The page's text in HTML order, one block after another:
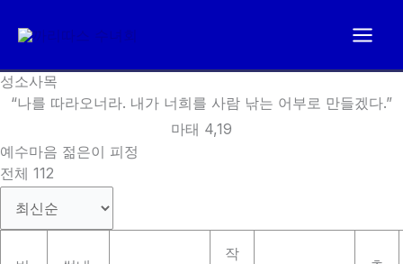
로
너
뛰
성소사목
“나를 따라오너라. 내가 너희를 사람 낚는 어부로 만들겠다.”
마태 4,19
예수마음 젊은이 피정
전체 112
작